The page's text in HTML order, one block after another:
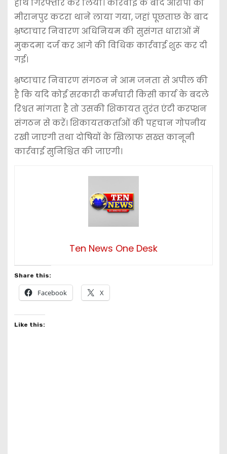
हाथ गिरफ्तार कर लिया। कार्रवाई के बाद आरोपी को
मीरानपुर कटरा थाने लाया गया, जहां पूछताछ के बाद
भ्रष्टाचार निवारण अधिनियम की सुसंगत धाराओं में
मुकदमा दर्ज कर आगे की विधिक कार्रवाई शुरू कर दी
गई।
भ्रष्टाचार निवारण संगठन ने आम जनता से अपील की
है कि यदि कोई सरकारी कर्मचारी किसी कार्य के बदले
रिश्वत मांगता है तो उसकी शिकायत तुरंत एंटी करप्शन
संगठन से करें। शिकायतकर्ताओं की पहचान गोपनीय
रखी जाएगी तथा दोषियों के खिलाफ सख्त कानूनी
कार्रवाई सुनिश्चित की जाएगी।
Ten News One Desk
Share this:
Facebook X
Like this: